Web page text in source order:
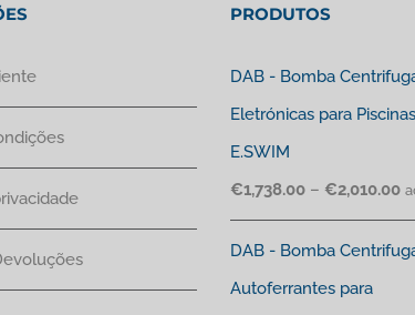
PRODUTOS
DAB - Bomba
Eletrónicas para Piscinas
E.SWIM
€1,738.00 –€2,010.00
DAB - Bomba
Autoferrantes para